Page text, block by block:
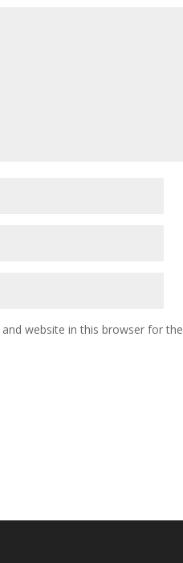
website in this browser for